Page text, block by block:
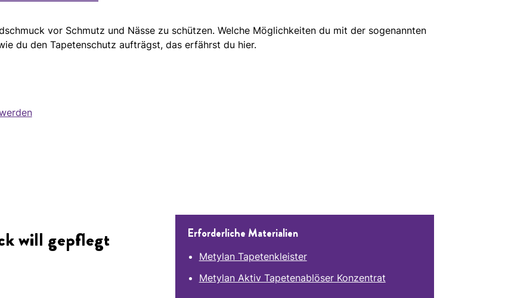
vor Schmutz und Nässe zu schützen. Welche Möglichkeiten du mit der sogenannten
du den Tapetenschutz aufträgst, das erfährst du hier.
will gepflegt
Erforderliche Materialien
Metylan Tapetenkleister
Metylan Aktiv Tapetenablöser Konzentrat